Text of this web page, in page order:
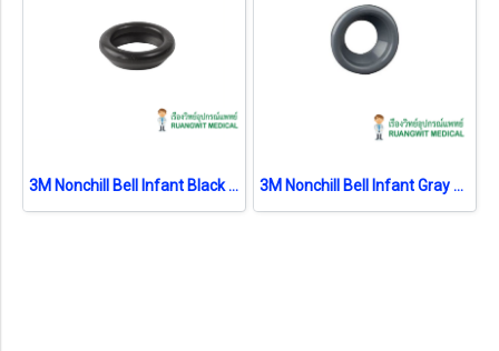
3M Nonchill Bell Infant Black สีดำ (Classic II) (36547) 3M Nonchill Bell Infant Gray สีเทา (Classic II) (36569)